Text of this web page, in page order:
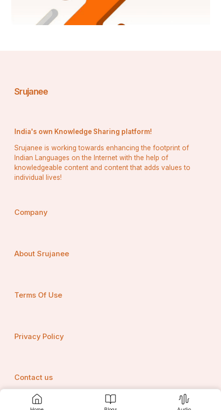
Srujanee
India's own Knowledge Sharing platform!
Srujanee is working towards enhancing the footprint of
Indian Languages on the Internet with the help of
knowledgeable content and content that adds values to
individual lives!
Company
About Srujanee
Terms Of Use
Privacy Policy
Contact us